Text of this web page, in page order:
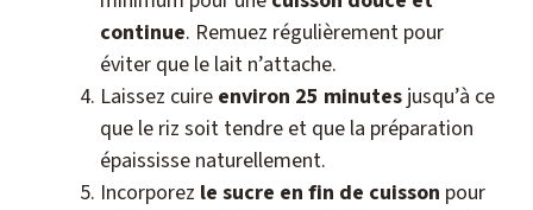
continue. Remuez régulièrement pour
éviter que le lait n’attache.
Laissez cuire environ 25 minutes jusqu’à ce
que le riz soit tendre et que la préparation
épaississe naturellement.
Incorporez le sucre en fin de cuisson pour